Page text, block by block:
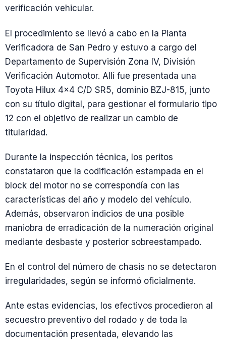
verificación vehicular.
El procedimiento se llevó a cabo en la Planta
Verificadora de San Pedro y estuvo a cargo del
Departamento de Supervisión Zona IV, División
Verificación Automotor. Allí fue presentada una
Toyota Hilux 4×4 C/D SR5, dominio BZJ-815, junto
con su título digital, para gestionar el formulario tipo
12 con el objetivo de realizar un cambio de
titularidad.
Durante la inspección técnica, los peritos
constataron que la codificación estampada en el
block del motor no se correspondía con las
características del año y modelo del vehículo.
Además, observaron indicios de una posible
maniobra de erradicación de la numeración original
mediante desbaste y posterior sobreestampado.
En el control del número de chasis no se detectaron
irregularidades, según se informó oficialmente.
Ante estas evidencias, los efectivos procedieron al
secuestro preventivo del rodado y de toda la
documentación presentada, elevando las